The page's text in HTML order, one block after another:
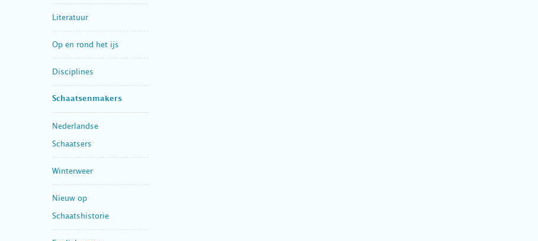
Literatuur
Op en rond het ijs
Disciplines
Schaatsenmakers
Nederlandse
Schaatsers
Winterweer
Nieuw op
Schaatshistorie